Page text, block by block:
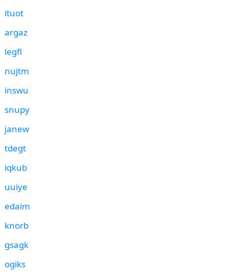
ituot
argaz
legfl
nujtm
inswu
snupy
janew
tdegt
iqkub
uuiye
edaim
knorb
gsagk
ogiks